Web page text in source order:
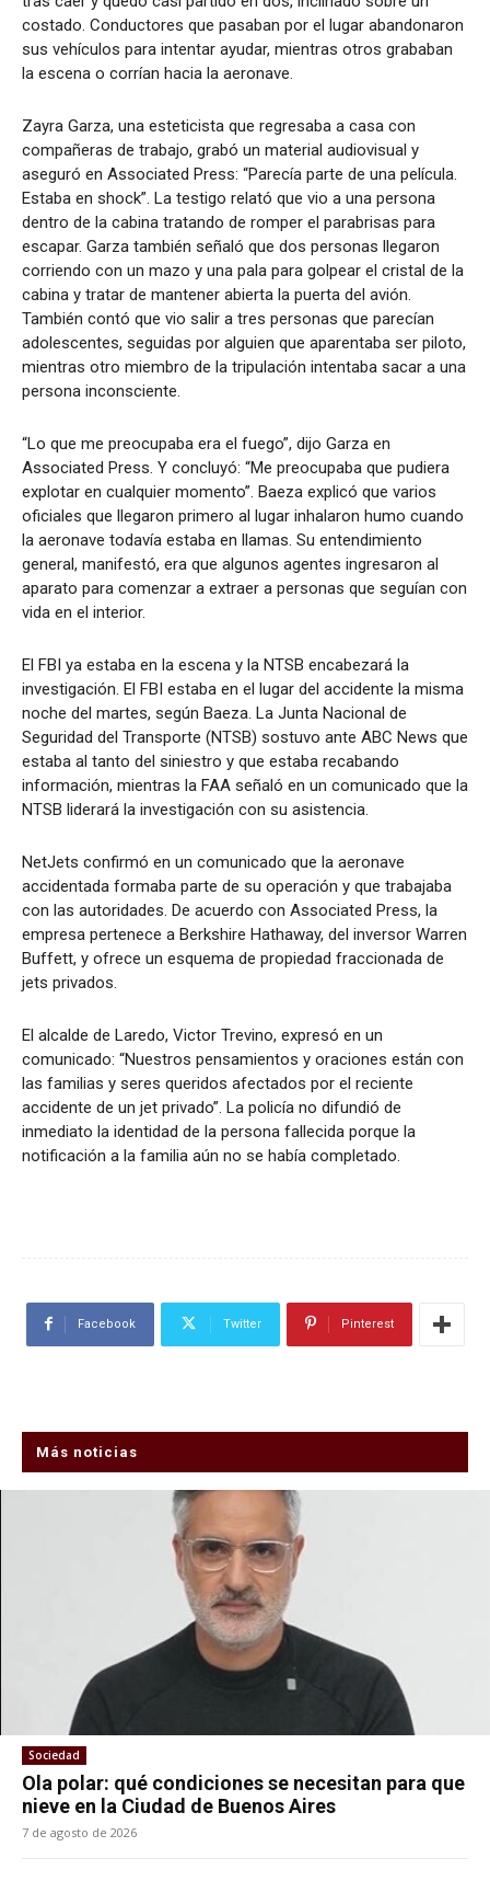
costado. Conductores que pasaban por el lugar abandonaron
sus vehículos para intentar ayudar, mientras otros grababan
la escena o corrían hacia la aeronave.
Zayra Garza, una esteticista que regresaba a casa con
compañeras de trabajo, grabó un material audiovisual y
aseguró en Associated Press: “Parecía parte de una película.
Estaba en shock”. La testigo relató que vio a una persona
dentro de la cabina tratando de romper el parabrisas para
escapar. Garza también señaló que dos personas llegaron
corriendo con un mazo y una pala para golpear el cristal de la
cabina y tratar de mantener abierta la puerta del avión.
También contó que vio salir a tres personas que parecían
adolescentes, seguidas por alguien que aparentaba ser piloto,
mientras otro miembro de la tripulación intentaba sacar a una
persona inconsciente.
“Lo que me preocupaba era el fuego”, dijo Garza en
Associated Press. Y concluyó: “Me preocupaba que pudiera
explotar en cualquier momento”. Baeza explicó que varios
oficiales que llegaron primero al lugar inhalaron humo cuando
la aeronave todavía estaba en llamas. Su entendimiento
general, manifestó, era que algunos agentes ingresaron al
aparato para comenzar a extraer a personas que seguían con
vida en el interior.
El FBI ya estaba en la escena y la NTSB encabezará la
investigación. El FBI estaba en el lugar del accidente la misma
noche del martes, según Baeza. La Junta Nacional de
Seguridad del Transporte (NTSB) sostuvo ante ABC News que
estaba al tanto del siniestro y que estaba recabando
información, mientras la FAA señaló en un comunicado que la
NTSB liderará la investigación con su asistencia.
NetJets confirmó en un comunicado que la aeronave
accidentada formaba parte de su operación y que trabajaba
con las autoridades. De acuerdo con Associated Press, la
empresa pertenece a Berkshire Hathaway, del inversor Warren
Buffett, y ofrece un esquema de propiedad fraccionada de
jets privados.
El alcalde de Laredo, Victor Trevino, expresó en un
comunicado: “Nuestros pensamientos y oraciones están con
las familias y seres queridos afectados por el reciente
accidente de un jet privado”. La policía no difundió de
inmediato la identidad de la persona fallecida porque la
notificación a la familia aún no se había completado.
Facebook Twitter Pinterest
Más noticias
Sociedad
Ola polar: qué condiciones se necesitan para que
nieve en la Ciudad de Buenos Aires
7 de agosto de 2026